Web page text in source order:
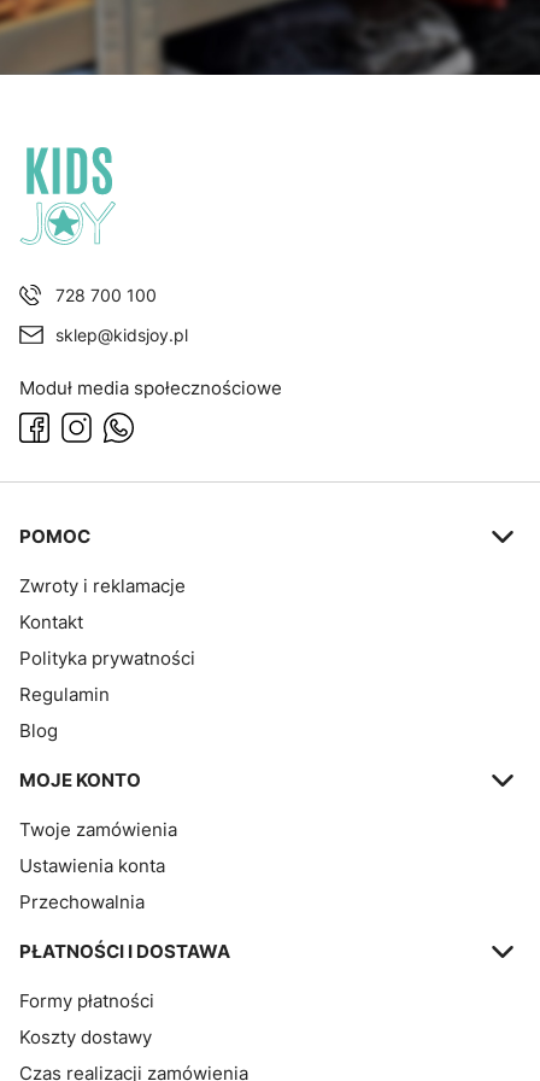
728 700 100
sklep@kidsjoy.pl
Moduł media społecznościowe
Linki w stopce
POMOC
Zwroty i reklamacje
Kontakt
Polityka prywatności
Regulamin
Blog
MOJE KONTO
Twoje zamówienia
Ustawienia konta
Przechowalnia
PŁATNOŚCI I DOSTAWA
Formy płatności
Koszty dostawy
Czas realizacji zamówienia